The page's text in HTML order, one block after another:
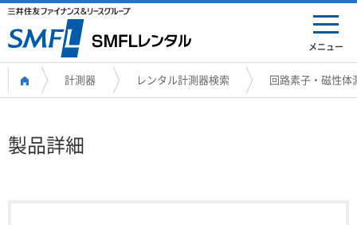
メニュー
計測器 レンタル計測器検索 回路素子・磁性体
製品詳細